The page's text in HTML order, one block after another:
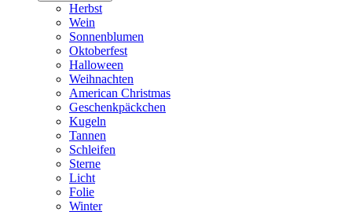
Herbst
Wein
Sonnenblumen
Oktoberfest
Halloween
Weihnachten
American Christmas
Geschenkpäckchen
Kugeln
Tannen
Schleifen
Sterne
Licht
Folie
Winter